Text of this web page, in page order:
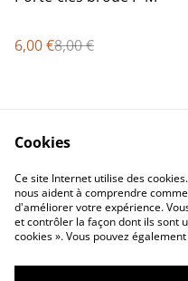
6,00 €8,00 €
Contact Us
Privacy Policy
Cookies
Ce site Internet utilise des
nous aident à comprendre
d'améliorer votre expérience.
et contrôler la façon dont ils sont
cookies ». Vous pouvez